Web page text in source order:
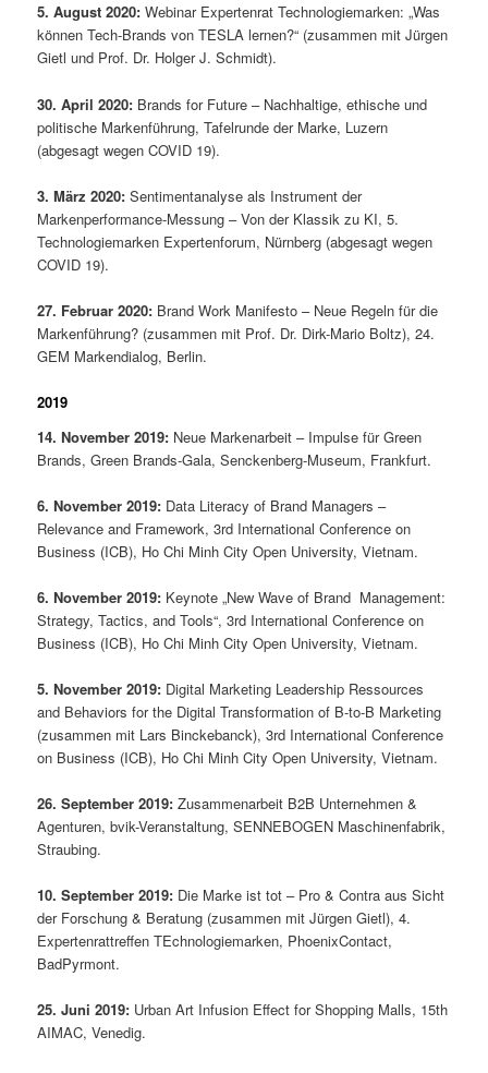
5. August 2020: Webinar Expertenrat Technologiemarken: „Was
können Tech-Brands von TESLA lernen?“ (zusammen mit Jürgen
Gietl und Prof. Dr. Holger J. Schmidt).
30. April 2020: Brands for Future – Nachhaltige, ethische und
politische Markenführung, Tafelrunde der Marke, Luzern
(abgesagt wegen COVID 19).
3. März 2020: Sentimentanalyse als Instrument der
Markenperformance-Messung – Von der Klassik zu KI, 5.
Technologiemarken Expertenforum, Nürnberg (abgesagt wegen
COVID 19).
27. Februar 2020: Brand Work Manifesto – Neue Regeln für die
Markenführung? (zusammen mit Prof. Dr. Dirk-Mario Boltz), 24.
GEM Markendialog, Berlin.
2019
14. November 2019: Neue Markenarbeit – Impulse für Green
Brands, Green Brands-Gala, Senckenberg-Museum, Frankfurt.
6. November 2019: Data Literacy of Brand Managers –
Relevance and Framework, 3rd International Conference on
Business (ICB), Ho Chi Minh City Open University, Vietnam.
6. November 2019: Keynote „New Wave of Brand Management:
Strategy, Tactics, and Tools“, 3rd International Conference on
Business (ICB), Ho Chi Minh City Open University, Vietnam.
5. November 2019: Digital Marketing Leadership Ressources
and Behaviors for the Digital Transformation of B-to-B Marketing
(zusammen mit Lars Binckebanck), 3rd International Conference
on Business (ICB), Ho Chi Minh City Open University, Vietnam.
26. September 2019: Zusammenarbeit B2B Unternehmen &
Agenturen, bvik-Veranstaltung, SENNEBOGEN Maschinenfabrik,
Straubing.
10. September 2019: Die Marke ist tot – Pro & Contra aus Sicht
der Forschung & Beratung (zusammen mit Jürgen Gietl), 4.
Expertenrattreffen TEchnologiemarken, PhoenixContact,
BadPyrmont.
25. Juni 2019: Urban Art Infusion Effect for Shopping Malls, 15th
AIMAC, Venedig.